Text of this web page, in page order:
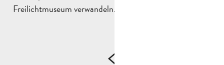
Freilichtmuseum verwandeln…